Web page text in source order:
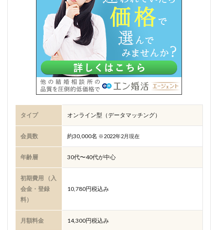
タイプ オンライン型（データマッチング）
会員数 約30,000名 ※2022年2月現在
年齢層 30代〜40代が中心
初期費用 （入
会金・登録
料）
10,780円税込み
月額料金 14,300円税込み